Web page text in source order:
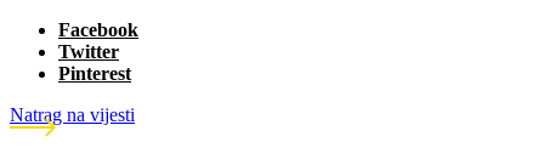
Facebook
Twitter
Pinterest
Natrag na vijesti